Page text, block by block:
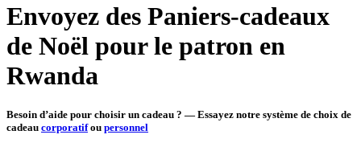
Envoyez des Paniers-cadeaux
de Noël pour le patron en
Rwanda
Besoin d’aide pour choisir un cadeau ? — Essayez notre système de choix de
cadeau corporatifou personnel